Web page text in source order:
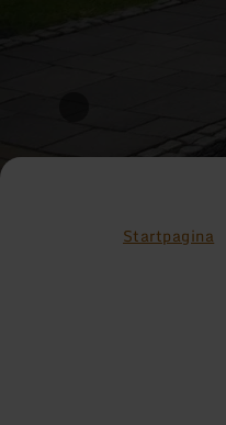
Startpagina